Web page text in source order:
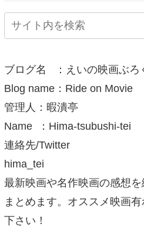
ブログ名 ：えいの映画ぶろ
Blog name：Ride on Movie
管理人：暇潰亭
Name ：Hima-tsubushi-tei
連絡先/Twitter
hima_tei
最新映画や名作映画の感想
まとめます。オススメ映画
下さい！